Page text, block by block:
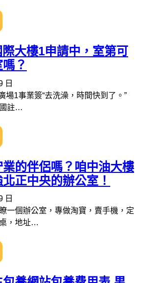
大樓1申請中，室第可
？
日
場1事業簽“去洗澡，時間快到了。”
註…
的伴侶嗎？咱中油大樓
正中央的辦公室！
日
一個辦公室，專做淘寶，賣手機，定
，地址…